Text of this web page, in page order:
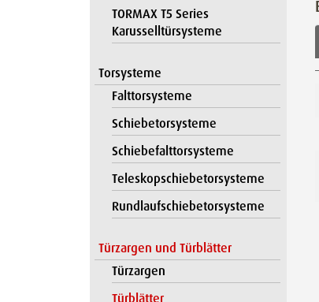
TORMAX T5 Series
Karusselltürsysteme
Torsysteme
Falttorsysteme
Schiebetorsysteme
Schiebefalttorsysteme
Teleskopschiebetorsysteme
Rundlaufschiebetorsysteme
Türzargen und Türblätter
Türzargen
Türblätter